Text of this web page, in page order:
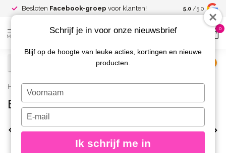
Besloten Facebook-groep voor klanten! Spaar voor
kortingen
5.0 /5.0
MENU
0
Home / Blog / schimmelnagels
Blog: schimmelnagels
Bekijk alles allergie Bacterie handig
Schrijf je in voor onze nieuwsbrief
Blijf op de hoogte van leuke acties, kortingen en nieuwe
producten.
Typ
je
naam
Typ
je
e-
Ik schrijf me in